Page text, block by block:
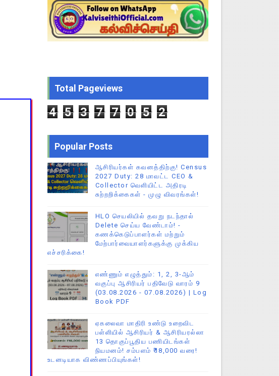
CEO சுற்றறிக்கை வெளியீடு
- கல்வி, வேலைவாய்ப்பு, மகளிர் நலன் & புதிய திட்டங்களின் முழு
தற்காலிக மதிப்பெண் சான்றிதழ் பதிவிறக்கம் செய்வது எப்படி? DGE முக்கிய
அறிய வேண்டிய முக்கிய விதிகள்!
Total Pageviews
4 5 3 7 7 0 5 2
Popular Posts
ஆசிரியர்கள் கவனத்திற்கு! Census
2027 Duty: 28 மாவட்ட CEO &
Collector வெளியிட்ட அதிரடி
சுற்றறிக்கைகள் - முழு விவரங்கள்!
HLO செயலியில் தவறு நடந்தால்
Delete செய்ய வேண்டாம்! -
கணக்கெடுப்பாளர்கள் மற்றும்
மேற்பார்வையாளர்களுக்கு முக்கிய
எச்சரிக்கை!
எண்ணும் எழுத்தும்: 1, 2, 3-ஆம்
வகுப்பு ஆசிரியர் பதிவேடு வாரம் 9
(03.08.2026 - 07.08.2026) | Log
Book PDF
ஏகலைவா மாதிரி உண்டு உறைவிட
பள்ளியில் ஆசிரியர் & ஆசிரியரல்லா
13 தொகுப்பூதிய பணியிடங்கள்
நியமனம்! சம்பளம் ₹18,000 வரை!
உடனடியாக விண்ணப்பியுங்கள்!